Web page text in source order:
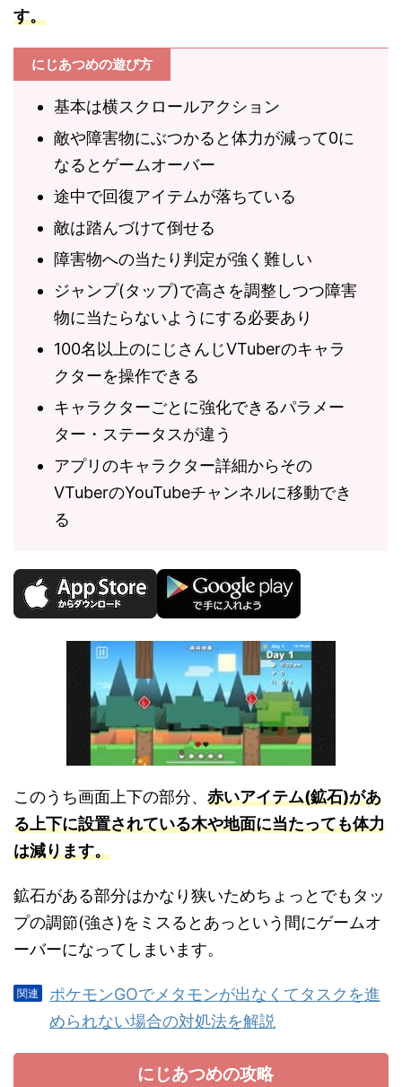
す。
にじあつめの遊び方
基本は横スクロールアクション
敵や障害物にぶつかると体力が減って0に
なるとゲームオーバー
途中で回復アイテムが落ちている
敵は踏んづけて倒せる
障害物への当たり判定が強く難しい
ジャンプ(タップ)で高さを調整しつつ障害
物に当たらないようにする必要あり
100名以上のにじさんじVTuberのキャラ
クターを操作できる
キャラクターごとに強化できるパラメー
ター・ステータスが違う
アプリのキャラクター詳細からその
VTuberのYouTubeチャンネルに移動でき
る
このうち画面上下の部分、 赤いアイテム(鉱石)があ
る上下に設置されている木や地面に当たっても体力
は減ります。
鉱石がある部分はかなり狭いためちょっとでもタッ
プの調節(強さ)をミスるとあっという間にゲームオ
ーバーになってしまいます。
ポケモンGOでメタモンが出なくてタスクを進
められない場合の対処法を解説
にじあつめの攻略